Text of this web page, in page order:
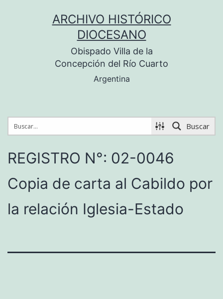
ARCHIVO HISTÓRICO
DIOCESANO
Obispado Villa de la
Concepción del Río Cuarto
Argentina
Buscar
REGISTRO N°: 02-0046
Copia de carta al Cabildo por
la relación Iglesia-Estado